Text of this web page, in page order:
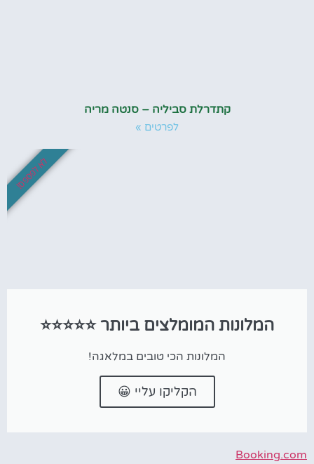
קתדרלת סביליה – סנטה מריה
לפרטים »
המלונות המומלצים ביותר ⭐⭐⭐⭐⭐
המלונות הכי טובים במלאגה!
הקליקו עליי 😀
לא לפספס!
Booking.com